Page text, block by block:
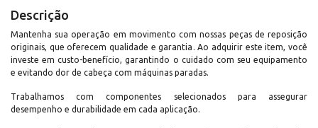
Descrição
Mantenha sua operação em movimento com nossas peças de reposição
originais, que oferecem qualidade e garantia. Ao adquirir este item, você
investe em custo-benefício, garantindo o cuidado com seu equipamento
e evitando dor de cabeça com máquinas paradas.
Trabalhamos com componentes selecionados para assegurar
desempenho e durabilidade em cada aplicação.